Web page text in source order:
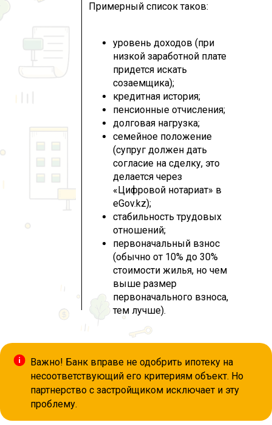
Примерный список таков:
уровень доходов (при
низкой заработной плате
придется искать
созаемщика);
кредитная история;
пенсионные отчисления;
долговая нагрузка;
семейное положение
(супруг должен дать
согласие на сделку, это
делается через
«Цифровой нотариат» в
eGov.kz);
стабильность трудовых
отношений;
первоначальный взнос
(обычно от 10% до 30%
стоимости жилья, но чем
выше размер
первоначального взноса,
тем лучше).
Важно! Банк вправе не одобрить ипотеку на
несоответствующий его критериям объект. Но
партнерство с застройщиком исключает и эту
проблему.